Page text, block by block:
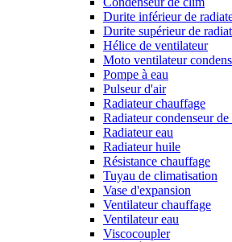
Durite inférieur de
Durite supérieur de
Hélice de ventilateur
Moto ventilateur
Pompe à eau
Pulseur d'air
Radiateur chauffage
Radiateur condenseur
Radiateur eau
Radiateur huile
Résistance chauffage
Tuyau de climatisation
Vase d'expansion
Ventilateur chauffage
Ventilateur eau
Viscocoupler